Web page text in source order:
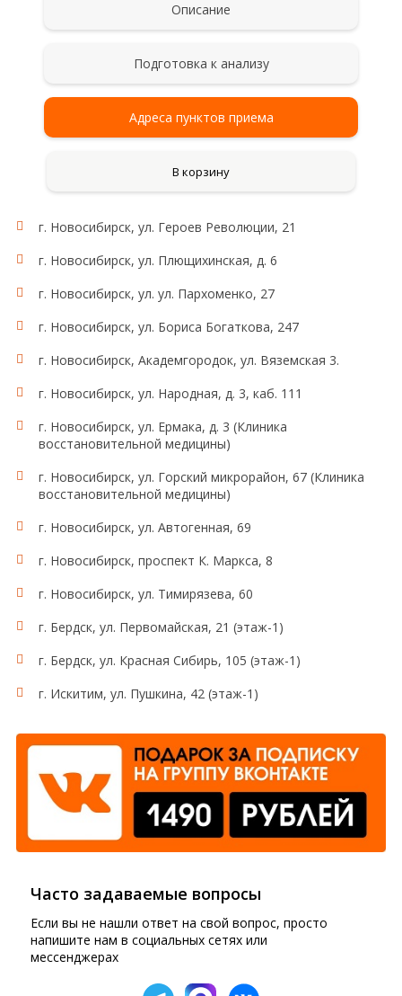
Описание
Подготовка к анализу
Адреса пунктов приема
В корзину
Состав комплекса:
ADRB1, ADRB2, NOS3 (Glu298Asp), NOS3 (VNTR),
GNB3, CYP2D6 (x2), CYP2C9 (x2)
г. Новосибирск, ул. Героев Революции, 21
г. Новосибирск, ул. Плющихинская, д. 6
г. Новосибирск, ул. ул. Пархоменко, 27
г. Новосибирск, ул. Бориса Богаткова, 247
г. Новосибирск, Академгородок, ул. Вяземская 3.
г. Новосибирск, ул. Народная, д. 3, каб. 111
г. Новосибирск, ул. Ермака, д. 3 (Клиника
восстановительной медицины)
г. Новосибирск, ул. Горский микрорайон, 67 (Клиника
восстановительной медицины)
г. Новосибирск, ул. Автогенная, 69
г. Новосибирск, проспект К. Маркса, 8
г. Новосибирск, ул. Тимирязева, 60
г. Бердск, ул. Первомайская, 21 (этаж-1)
г. Бердск, ул. Красная Сибирь, 105 (этаж-1)
г. Искитим, ул. Пушкина, 42 (этаж-1)
Часто задаваемые вопросы
Если вы не нашли ответ на свой вопрос, просто
напишите нам в социальных сетях или
мессенджерах